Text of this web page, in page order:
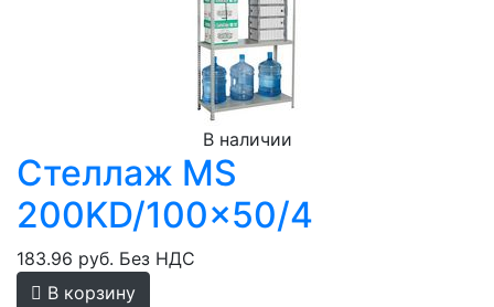
В наличии
Стеллаж MS
200KD/100x50/4
183.96 руб. Без НДС
В корзину